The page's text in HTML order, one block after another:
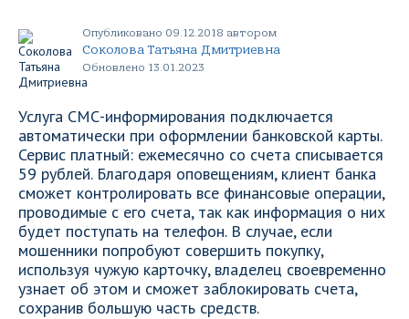
Опубликовано 09.12.2018 автором
Соколова Татьяна Дмитриевна
Обновлено 13.01.2023
Услуга СМС-информирования подключается
автоматически при оформлении банковской карты.
Сервис платный: ежемесячно со счета списывается
59 рублей. Благодаря оповещениям, клиент банка
сможет контролировать все финансовые операции,
проводимые с его счета, так как информация о них
будет поступать на телефон. В случае, если
мошенники попробуют совершить покупку,
используя чужую карточку, владелец своевременно
узнает об этом и сможет заблокировать счета,
сохранив большую часть средств.